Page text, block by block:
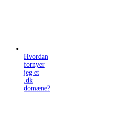
Hvordan
fornyer
jeg et
.dk
domæne?